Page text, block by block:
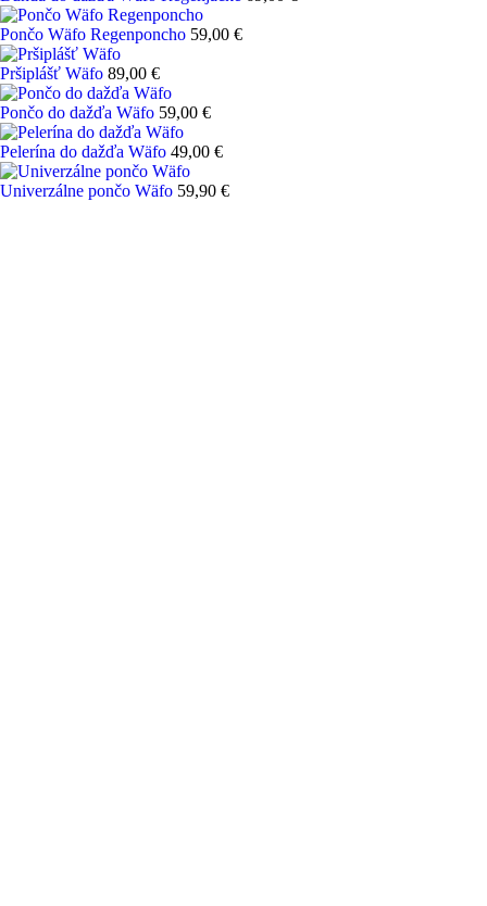
Pončo Wäfo Regenponcho 59,00 €
Pršiplášť Wäfo 89,00 €
Pončo do dažďa Wäfo 59,00 €
Pelerína do dažďa Wäfo 49,00 €
Univerzálne pončo Wäfo 59,90 €